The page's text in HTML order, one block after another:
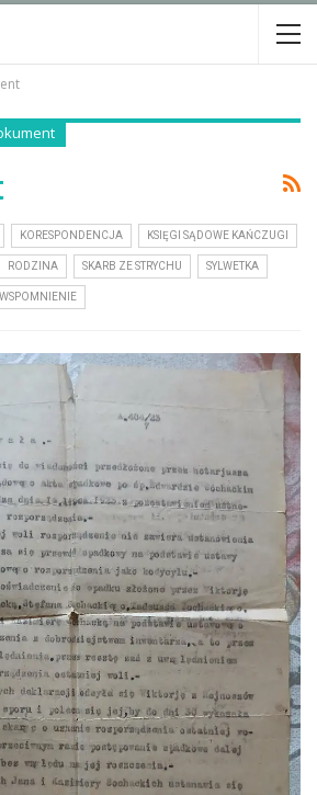
KORESPONDENCJA KSIĘGI SĄDOWE KAŃCZUGI
RODZINA SKARB ZE STRYCHU SYLWETKA
WSPOMNIENIE